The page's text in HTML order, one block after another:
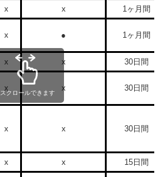
x x 1ヶ月間
x ● 1ヶ月間
x x 30日間
x x 30日間
x x 30日間
x x 15日間
スクロールできます